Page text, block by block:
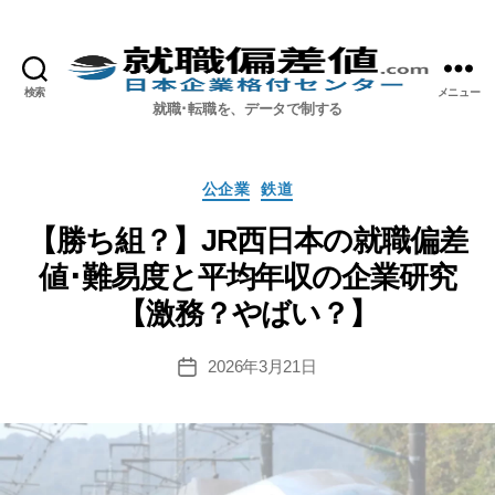
検索 就職偏差値.com【公式】
就職･転職を、データで制する
メニュー
カ
ゴ
リ
ー
公企業 鉄道
【勝ち組？】JR西日本の就職偏差
値･難易度と平均年収の企業研究
【激務？やばい？】
投
2026年3月21日